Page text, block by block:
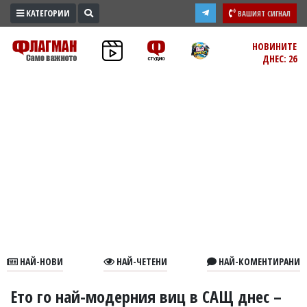
ПРОМО
ЗОНА
В
КАТЕГОРИИ ВАШИЯТ СИГНАЛ
НОВИНИТЕ
ДНЕС: 26
НАЙ-НОВИ НАЙ-ЧЕТЕНИ НАЙ-КОМЕНТИРАНИ
Ето го най-модерния виц в САЩ днес –